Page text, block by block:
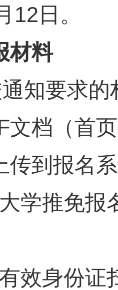
12 日。
材料
知要求
文档（首
传到报名
学推免报
效身份证